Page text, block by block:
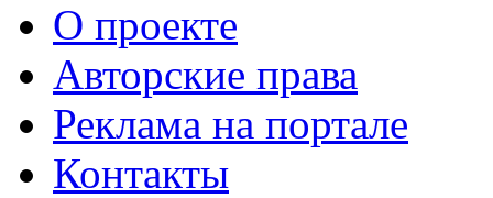
О проекте
Авторские права
Реклама на портале
Контакты